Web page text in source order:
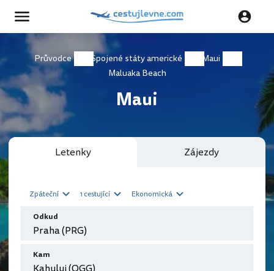
Průvodce Spojené státy americké
Maui
Maluaka Beach
Maui
Letenky Zájezdy
Zpáteční 1 cestující Ekonomická
Odkud
Kam